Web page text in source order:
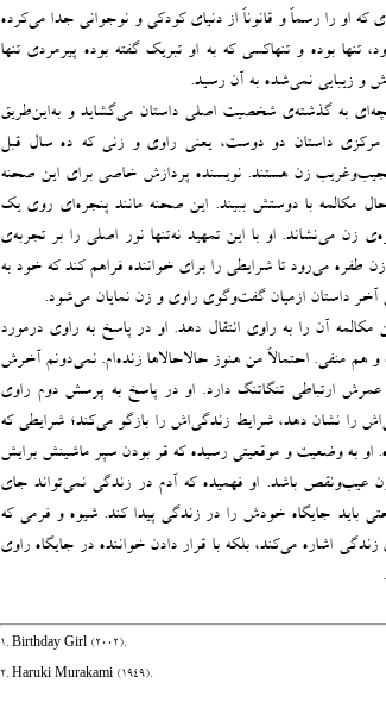
او را رسماً و قانوناً از دنیای کودکی و نوجوانی جدا می‌کرده
تنها بوده و تنهاکسی که به او تبریک گفته بوده پیرمردی تنها
و زیبایی نمی‌شده به آن رسید.
به گذشته‌ی شخصیت اصلی داستان می‌گشاید و به‌این‌طریق
داستان دو دوست، یعنی راوی و زنی که ده سال قبل
زن هستند. نویسنده پردازش خاصی برای این صحنه
مکالمه با دوستش ببیند. این صحنه مانند پنجره‌ای روی یک
می‌نشاند. او با این تمهید نه‌تنها نور اصلی را بر تجربه‌ی
طفره می‌رود تا شرایطی را برای خواننده فراهم کند که خود به
داستان ازمیان گفت‌وگوی راوی و زن نمایان می‌شود.
آن را به راوی انتقال دهد. او در پاسخ به راوی درمورد
منفی. احتمالاً من هنوز حالاحالاها زنده‌ام. نمی‌دونم آخرش
ارتباطی تنگاتنگ دارد. او در پاسخ به پرسش دوم راوی
را نشان دهد، شرایط زندگی‌اش را بازگو می‌کند؛ شرایطی که
او به وضعیت و موقعیتی رسیده که قر بودن سپر ماشینش برایش
عیب‌ونقص باشد. او فهمیده که آدم در زندگی نمی‌تواند جای
جایگاه خودش را در زندگی پیدا کند. شیوه و فرمی که
اشاره می‌کند، بلکه با قرار دادن خواننده در جایگاه راوی
1. Birthday Girl (2002).
2. Haruki Murakami (1949).